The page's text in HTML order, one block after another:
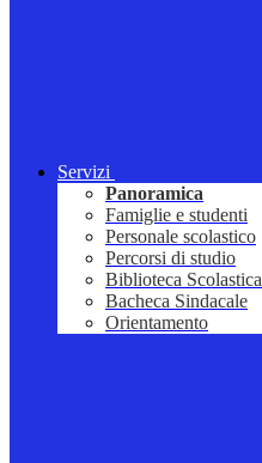
Servizi
Panoramica
Famiglie e studenti
Personale scolastico
Percorsi di studio
Biblioteca Scolastica
Bacheca Sindacale
Orientamento